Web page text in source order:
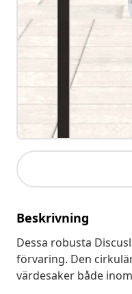
Beskrivning
Dessa robusta
förvaring. Den
värdesaker både